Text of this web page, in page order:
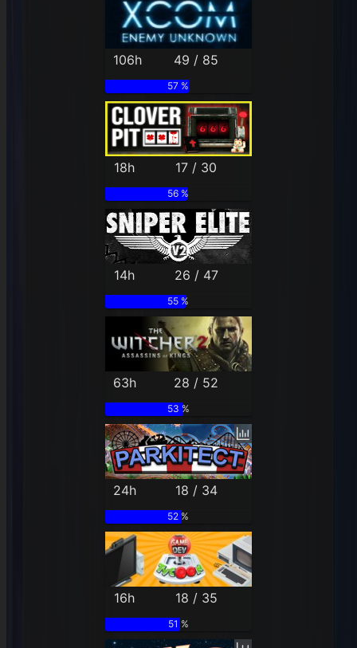
106h 49 / 85
57 %
18h 17 / 30
56 %
14h 26 / 47
55 %
63h 28 / 52
53 %
24h 18 / 34
52 %
16h 18 / 35
51 %